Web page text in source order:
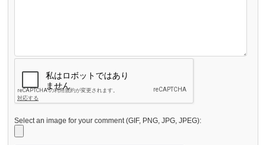
Select an image for your comment (GIF, PNG, JPG, JPEG):